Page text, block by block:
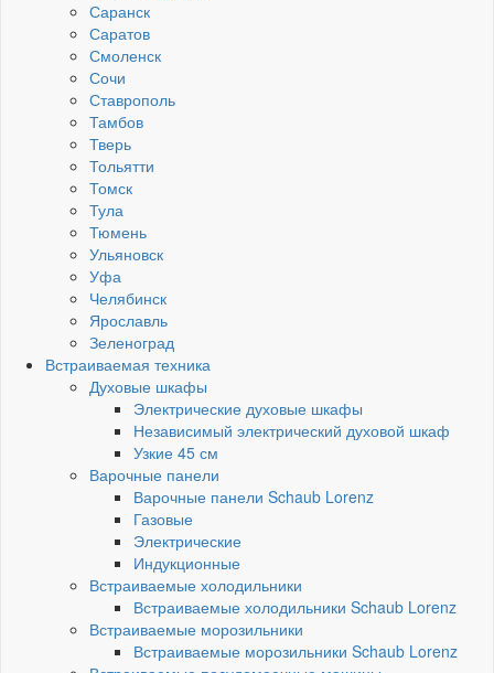
Саранск
Саратов
Смоленск
Сочи
Ставрополь
Тамбов
Тверь
Тольятти
Томск
Тула
Тюмень
Ульяновск
Уфа
Челябинск
Ярославль
Зеленоград
Встраиваемая техника
Духовые шкафы
Электрические духовые шкафы
Независимый электрический духовой шкаф
Узкие 45 см
Варочные панели
Варочные панели Schaub Lorenz
Газовые
Электрические
Индукционные
Встраиваемые холодильники
Встраиваемые холодильники Schaub Lorenz
Встраиваемые морозильники
Встраиваемые морозильники Schaub Lorenz